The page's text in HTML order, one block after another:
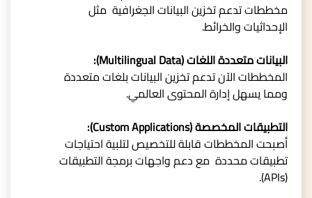
مخططات تدعم تخزين البيانات الجغرافية مثل
الإحداثيات والخرائط.
البيانات متعددة اللغات (Multilingual Data):
المخططات الآن تدعم تخزين البيانات بلغات متعددة
ومما يسهل إدارة المحتوى العالمي.
التطبيقات المخصصة (Custom Applications):
أصبحت المخططات قابلة للتخصيص لتلبية احتياجات
تطبيقات محددة مع دعم واجهات برمجة التطبيقات
(APIs).